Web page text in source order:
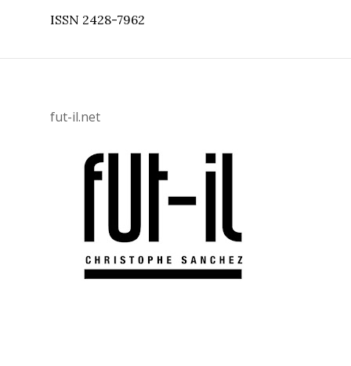
ISSN 2428-7962
fut-il.net